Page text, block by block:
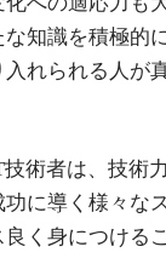
知識を積極的
入れられる人が
術者は、技術
に導く様々な
く身につける